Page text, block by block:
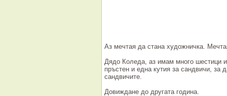
Аз мечтая да стана художничка.
Дядо Коледа, аз имам много шестици
пръстен и една кутия за сандвичи,
сандвичите.
Довиждане до другата година.